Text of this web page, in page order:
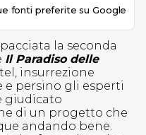
fonti preferite su Google
la seconda
Il Paradiso delle
insurrezione
e persino gli esperti
giudicato
di un progetto che
andando bene.